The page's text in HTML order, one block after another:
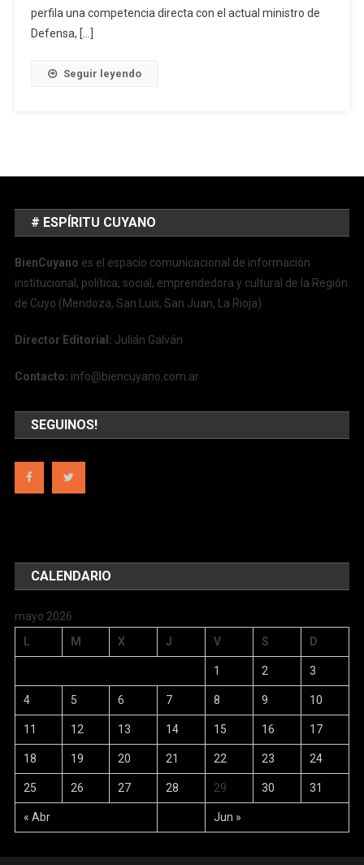
perfila una competencia directa con el actual ministro de
Defensa, […]
Seguir leyendo
# ESPÍRITU CUYANO
BienCuyano es el espacio comunicacional de información
institucional, política, social, emprendedora y cultural de la Región
de Cuyo (Mendoza, San Luis, San Juan, La Rioja)
Director Editorial: Julián Galván
Contacto: info@biencuyano.com.ar
SEGUINOS!
CALENDARIO
mayo 2026
L
M X J V S D
« Abr Jun »
1 2 3
4 5 6 7 8 9 10
11 12 13 14 15 16 17
18 19 20 21 22 23 24
25 26 27 28 29 30 31